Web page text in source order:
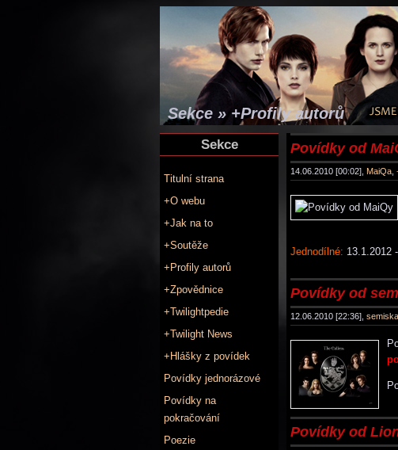
Sekce » +Profily autorů
Sekce
Titulní strana
+O webu
+Jak na to
+Soutěže
+Profily autorů
+Zpovědnice
+Twilightpedie
+Twilight News
+Hlášky z povídek
Povídky jednorázové
Povídky na
pokračování
Poezie
Povídky od
14.06.2010 [00:02], MaiQa
Jednodílné: 13.1.2012 -
Povídky od
12.06.2010 [22:36], semiska
Povídky od